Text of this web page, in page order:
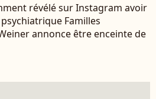
révélé sur Instagram avoir
Familles
annonce être enceinte de